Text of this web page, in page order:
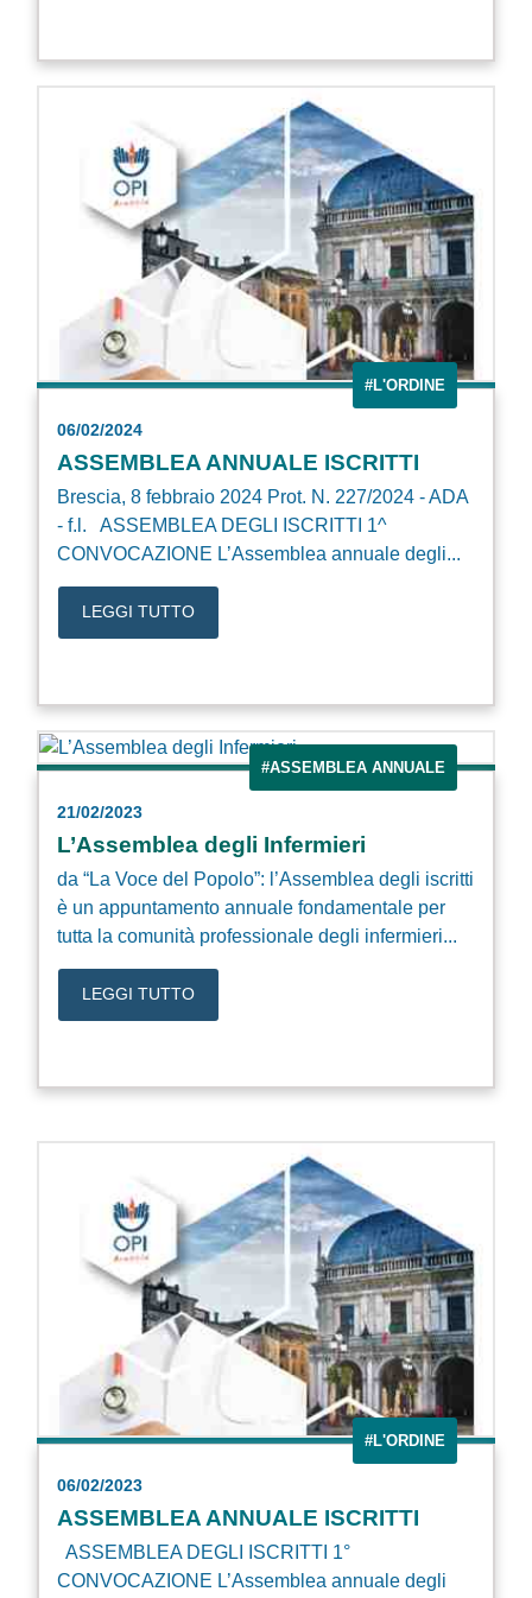
#L'ORDINE
06/02/2024
ASSEMBLEA ANNUALE ISCRITTI
Brescia, 8 febbraio 2024 Prot. N. 227/2024 - ADA
- f.l. ASSEMBLEA DEGLI ISCRITTI 1^
CONVOCAZIONE L’Assemblea annuale degli...
LEGGI TUTTO
#ASSEMBLEA ANNUALE
21/02/2023
L’Assemblea degli Infermieri
da “La Voce del Popolo”: l’Assemblea degli iscritti
è un appuntamento annuale fondamentale per
tutta la comunità professionale degli infermieri...
LEGGI TUTTO
#L'ORDINE
06/02/2023
ASSEMBLEA ANNUALE ISCRITTI
ASSEMBLEA DEGLI ISCRITTI 1°
CONVOCAZIONE L’Assemblea annuale degli